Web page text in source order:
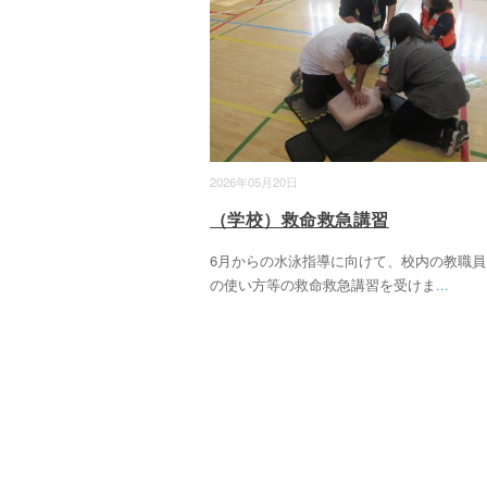
2026年05月20日
（学校）救命救急講習
6月からの水泳指導に向けて、校内の教職
の使い方等の救命救急講習を受けま ...